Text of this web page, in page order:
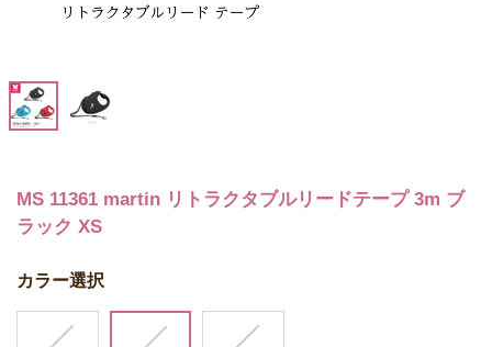
MS 11361 martin リトラクタブルリードテープ 3m ブ
ラック XS
カラー選択